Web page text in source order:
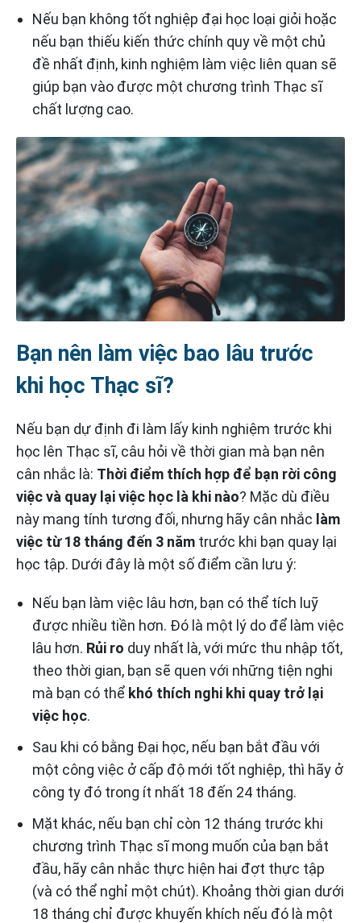
Nếu bạn không tốt nghiệp đại học loại giỏi hoặc
nếu bạn thiếu kiến thức chính quy về một chủ
đề nhất định, kinh nghiệm làm việc liên quan sẽ
giúp bạn vào được một chương trình Thạc sĩ
chất lượng cao.
Bạn nên làm việc bao lâu trước
khi học Thạc sĩ?
Nếu bạn dự định đi làm lấy kinh nghiệm trước khi
học lên Thạc sĩ, câu hỏi về thời gian mà bạn nên
cân nhắc là: Thời điểm thích hợp để bạn rời công
việc và quay lại việc học là khi nào? Mặc dù điều
này mang tính tương đối, nhưng hãy cân nhắc làm
việc từ 18 tháng đến 3 năm trước khi bạn quay lại
học tập. Dưới đây là một số điểm cần lưu ý:
Nếu bạn làm việc lâu hơn, bạn có thể tích luỹ
được nhiều tiền hơn. Đó là một lý do để làm việc
lâu hơn. Rủi ro duy nhất là, với mức thu nhập tốt,
theo thời gian, bạn sẽ quen với những tiện nghi
mà bạn có thể khó thích nghi khi quay trở lại
việc học.
Sau khi có bằng Đại học, nếu bạn bắt đầu với
một công việc ở cấp độ mới tốt nghiệp, thì hãy ở
công ty đó trong ít nhất 18 đến 24 tháng.
Mặt khác, nếu bạn chỉ còn 12 tháng trước khi
chương trình Thạc sĩ mong muốn của bạn bắt
đầu, hãy cân nhắc thực hiện hai đợt thực tập
(và có thể nghỉ một chút). Khoảng thời gian dưới
18 tháng chỉ được khuyến khích nếu đó là một